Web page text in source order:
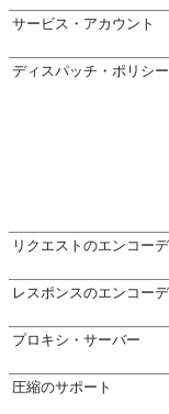
サービス・アカウント
ディスパッチ・ポリシー
リクエストのエンコー
レスポンスのエンコー
プロキシ・サーバー
圧縮のサポート